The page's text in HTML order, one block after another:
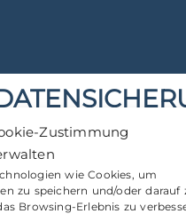
Zustimmung
wie Cookies, um
zu speichern und/oder darauf
Browsing-Erlebnis zu
SYNOLOGY